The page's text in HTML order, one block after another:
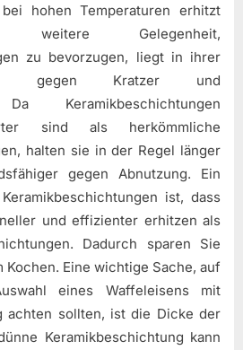
hohen Temperaturen erhitzt
weitere Gelegenheit,
zu bevorzugen, liegt in ihrer
gegen Kratzer und
Keramikbeschichtungen
sind als herkömmliche
halten sie in der Regel länger
gegen Abnutzung. Ein
ist, dass
und effizienter erhitzen als
Dadurch sparen Sie
Kochen. Eine wichtige Sache, auf
eines Waffeleisens mit
achten sollten, ist die Dicke der
Keramikbeschichtung kann